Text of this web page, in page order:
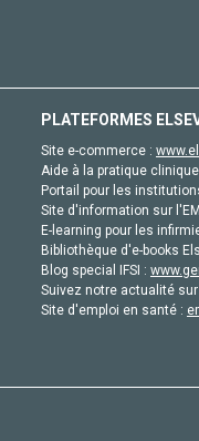
PLATEFORMES
Site e-commerce :
Aide à la pratique
Portail pour les
Site d'information sur
E-learning pour les
Bibliothèque d'e-books
Blog special IFSI :
Suivez notre actualité
Site d'emploi en santé :